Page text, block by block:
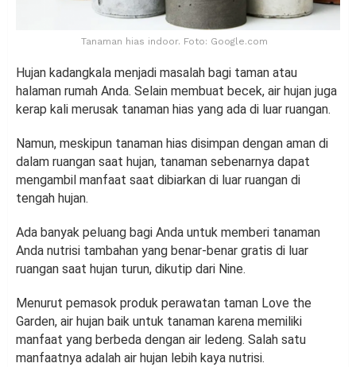
Tanaman hias indoor. Foto: Google.com
Hujan kadangkala menjadi masalah bagi taman atau
halaman rumah Anda. Selain membuat becek, air hujan juga
kerap kali merusak tanaman hias yang ada di luar ruangan.
Namun, meskipun tanaman hias disimpan dengan aman di
dalam ruangan saat hujan, tanaman sebenarnya dapat
mengambil manfaat saat dibiarkan di luar ruangan di
tengah hujan.
Ada banyak peluang bagi Anda untuk memberi tanaman
Anda nutrisi tambahan yang benar-benar gratis di luar
ruangan saat hujan turun, dikutip dari Nine.
Menurut pemasok produk perawatan taman Love the
Garden, air hujan baik untuk tanaman karena memiliki
manfaat yang berbeda dengan air ledeng. Salah satu
manfaatnya adalah air hujan lebih kaya nutrisi.